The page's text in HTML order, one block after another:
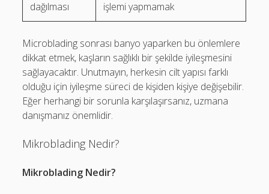
dağılması
işlemi yapmamak
Microblading sonrası banyo yaparken bu önlemlere
dikkat etmek, kaşların sağlıklı bir şekilde iyileşmesini
sağlayacaktır. Unutmayın, herkesin cilt yapısı farklı
olduğu için iyileşme süreci de kişiden kişiye değişebilir.
Eğer herhangi bir sorunla karşılaşırsanız, uzmana
danışmanız önemlidir.
Mikroblading Nedir?
Mikroblading Nedir?